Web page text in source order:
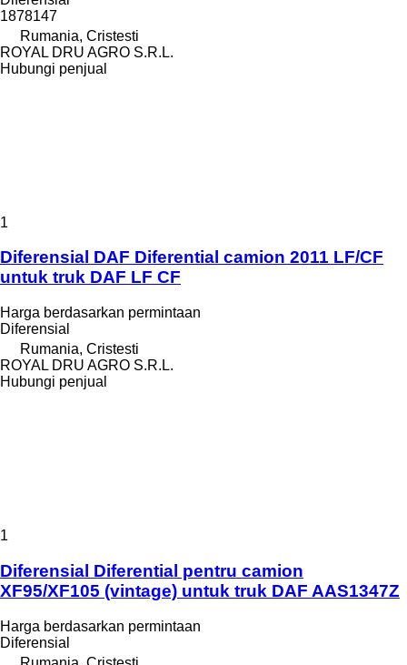
1878147
Rumania, Cristesti
ROYAL DRU AGRO S.R.L.
Hubungi penjual
1
Diferensial DAF Diferential camion 2011 LF/CF
untuk truk DAF LF CF
Harga berdasarkan permintaan
Diferensial
Rumania, Cristesti
ROYAL DRU AGRO S.R.L.
Hubungi penjual
1
Diferensial Diferential pentru camion
XF95/XF105 (vintage) untuk truk DAF AAS1347Z
Harga berdasarkan permintaan
Diferensial